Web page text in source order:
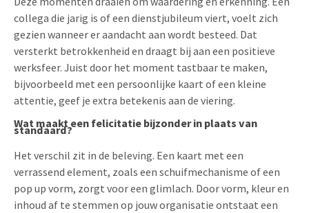
collega die jarig is of een dienstjubileum viert, voelt zich
gezien wanneer er aandacht aan wordt besteed. Dat
versterkt betrokkenheid en draagt bij aan een positieve
werksfeer. Juist door het moment tastbaar te maken,
bijvoorbeeld met een persoonlijke kaart of een kleine
attentie, geef je extra betekenis aan de viering.
Wat maakt een felicitatie bijzonder in plaats van
standaard?
Het verschil zit in de beleving. Een kaart met een
verrassend element, zoals een schuifmechanisme of een
pop up vorm, zorgt voor een glimlach. Door vorm, kleur en
inhoud af te stemmen op jouw organisatie ontstaat een